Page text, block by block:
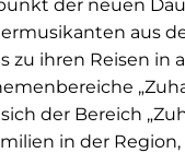
der neuen
aus
zu ihren Reisen in
der Bereich
in der